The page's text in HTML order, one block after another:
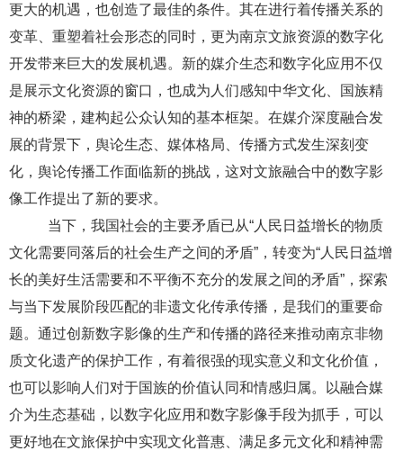
更大的机遇，也创造了最佳的条件。其在进行着传播关系的
变革、重塑着社会形态的同时，更为南京文旅资源的数字化
开发带来巨大的发展机遇。新的媒介生态和数字化应用不仅
是展示文化资源的窗口，也成为人们感知中华文化、国族精
神的桥梁，建构起公众认知的基本框架。在媒介深度融合发
展的背景下，舆论生态、媒体格局、传播方式发生深刻变
化，舆论传播工作面临新的挑战，这对文旅融合中的数字影
像工作提出了新的要求。
当下，我国社会的主要矛盾已从“人民日益增长的物质
文化需要同落后的社会生产之间的矛盾”，转变为“人民日益增
长的美好生活需要和不平衡不充分的发展之间的矛盾”，探索
与当下发展阶段匹配的非遗文化传承传播，是我们的重要命
题。 通过创新数字影像的生产和传播的路径来推动南京非物
质文化遗产的保护工作， 有着很强的现实意义和文化价值 ，
也可以影响人 们对于国族的价值认 同和情感归 属。以融合媒
介为生态基础 ， 以数字化应用和数字影像手段为抓手， 可以
更好地在文旅保护中实现文化普惠、 满足多元文化和精神需